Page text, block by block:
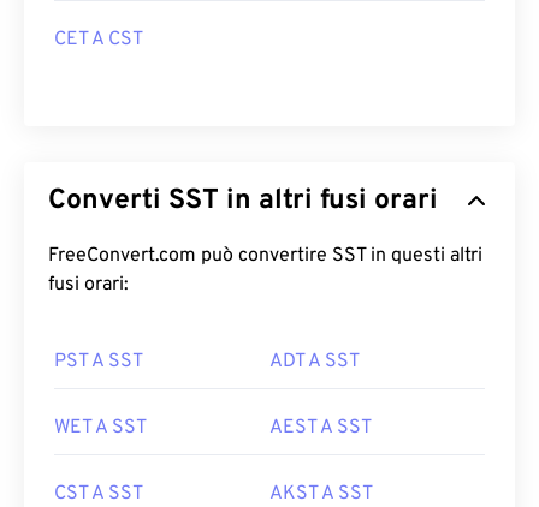
CET A CST
Converti SST in altri fusi orari
FreeConvert.com può convertire SST in questi altri
fusi orari:
PST A SST ADT A SST
WET A SST AEST A SST
CST A SST AKST A SST